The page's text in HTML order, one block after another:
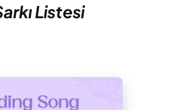
Listesi